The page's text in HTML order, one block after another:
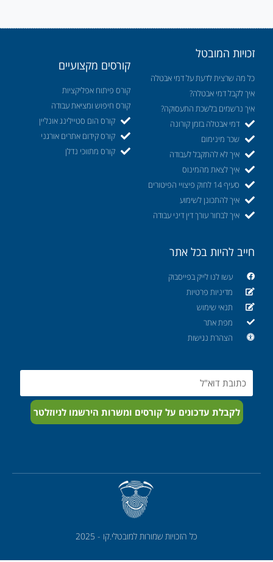
זכויות המובטל
כל מה שרצית לדעת על דמי אבטלה
איך לקבל דמי אבטלה?
איך נרשמים בלשכת התעסוקה?
דמי אבטלה בזמן קורונה
שכר מינימום
איך לא להתקבל לעבודה
איך לצאת מהמינוס
סעיף 14 לחוק פיצויי הפיטורים
איך להתכונן לשימוע
איך לבחור עורך דין דיני עבודה
קורסים מקצועיים
קורס פיתוח אפליקציות
קורס חיפוש ומציאת עבודה
קורס הום סטיילינג אונליין
קורס קידום אתרים אורגני
קורס מתווכי נדלן
חייב להיות בכל אתר
עשו לנו לייק בפייסבוק
מדיניות פרטיות
תנאי שימוש
מפת אתר
הצהרת נגישות
Email
לקבלת עדכונים על קורסים ומשרות הירשמו לניוזלטר
כל הזכויות שמורות למובטלי.קו - 2025